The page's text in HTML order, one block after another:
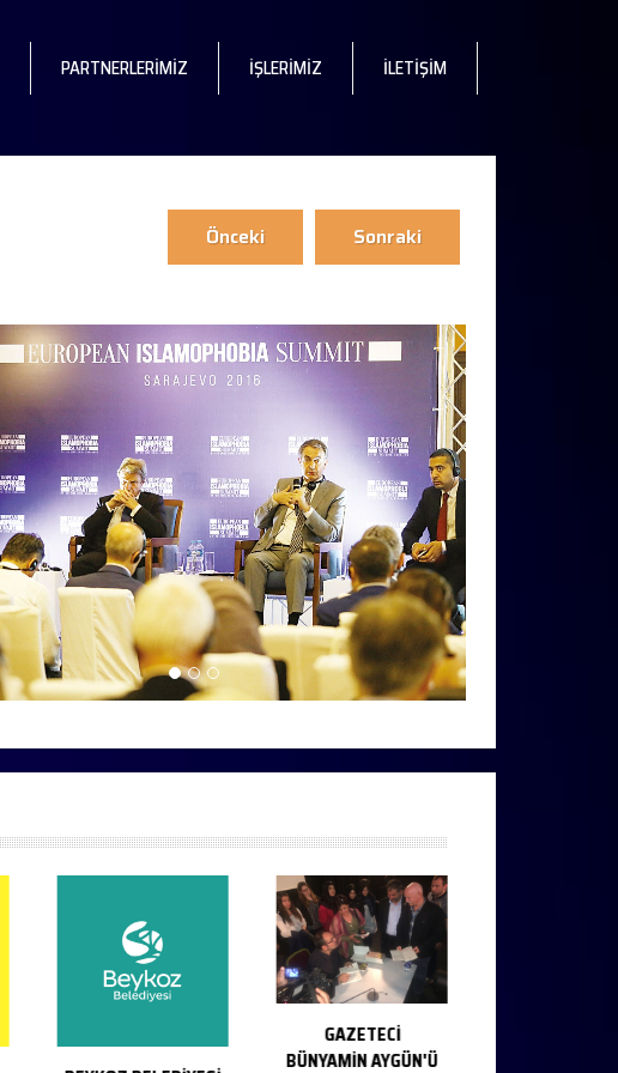
PARTNERLERİMİZ İŞLERİMİZ İLETİŞİM
Önceki Sonraki
GAZETECİ
BÜNYAMİN AYGÜN'Ü